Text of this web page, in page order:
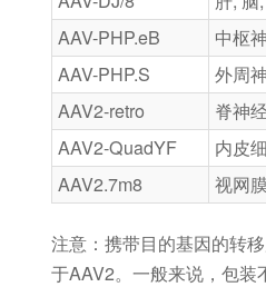
AAV-PHP.eB
中枢
AAV-PHP.S
外周
AAV2-retro
脊神
AAV2-QuadYF
内皮
AAV2.7m8
视网
注意：携带目的基因的转
于AAV2。一般来说，包装